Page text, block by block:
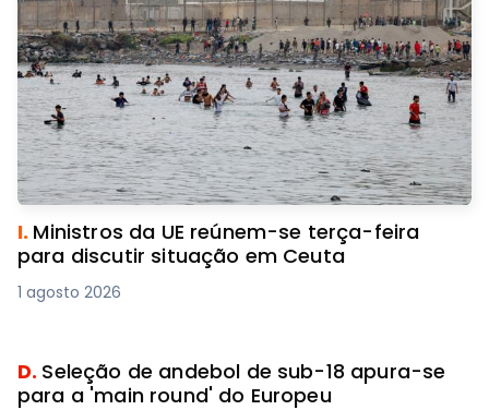
I. Ministros da UE reúnem-se terça-feira
para discutir situação em Ceuta
1 agosto 2026
D. Seleção de andebol de sub-18 apura-se
para a 'main round' do Europeu